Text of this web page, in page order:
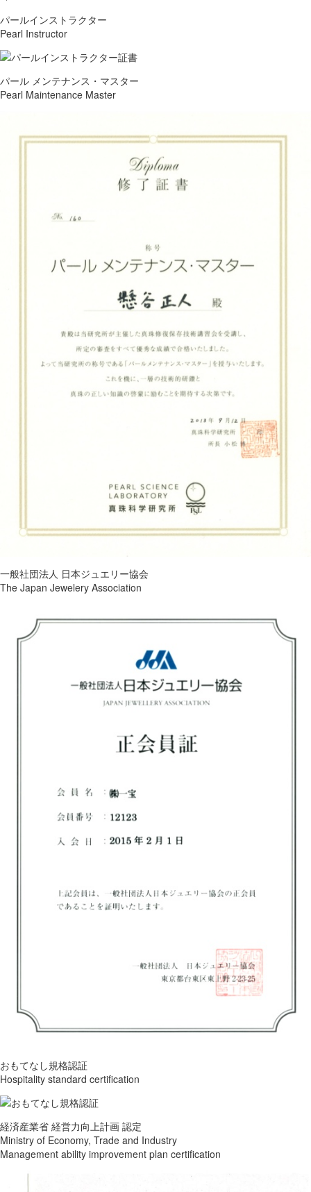
パールインストラクター
Pearl Instructor
パール メンテナンス・マスター
Pearl Maintenance Master
一般社団法人 日本ジュエリー協会
The Japan Jewelery Association
おもてなし規格認証
Hospitality standard certification
経済産業省 経営力向上計画 認定
Ministry of Economy, Trade and Industry
Management ability improvement plan certification